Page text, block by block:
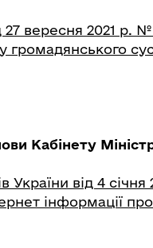
27 вересня 2021 р.
Кабінету
України від 4
інформації про